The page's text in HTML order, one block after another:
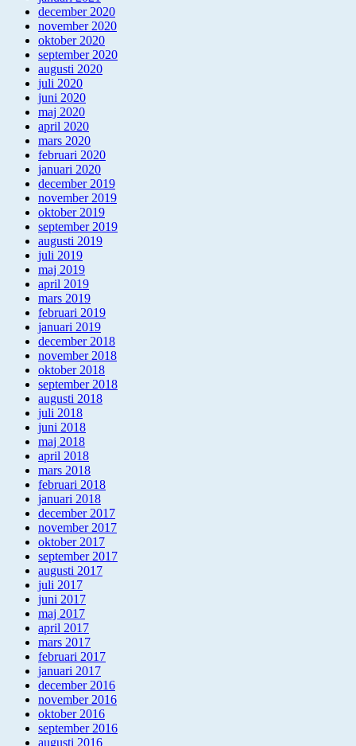
december 2020
november 2020
oktober 2020
september 2020
augusti 2020
juli 2020
juni 2020
maj 2020
april 2020
mars 2020
februari 2020
januari 2020
december 2019
november 2019
oktober 2019
september 2019
augusti 2019
juli 2019
maj 2019
april 2019
mars 2019
februari 2019
januari 2019
december 2018
november 2018
oktober 2018
september 2018
augusti 2018
juli 2018
juni 2018
maj 2018
april 2018
mars 2018
februari 2018
januari 2018
december 2017
november 2017
oktober 2017
september 2017
augusti 2017
juli 2017
juni 2017
maj 2017
april 2017
mars 2017
februari 2017
januari 2017
december 2016
november 2016
oktober 2016
september 2016
augusti 2016